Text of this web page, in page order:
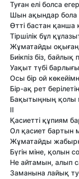
Туған елі болса
Шын ақындар
Өтті бастан қанша
Тіршілік бұл
Жұматайды
Биікпіз біз,
Уақыт түбі
Осы бір ой
Бір-ақ рет
Бақытыңның қолы
ІІ
Қасиетті құпиям
Ол қасиет бартын
Жұматайды
Бүгін міне, қолын
Не айтамын, алып
Заманына лайық